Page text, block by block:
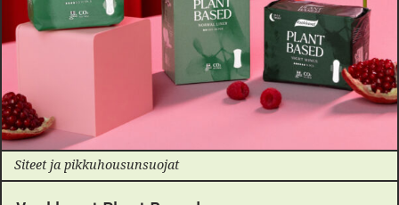
Siteet ja pikkuhousunsuojat